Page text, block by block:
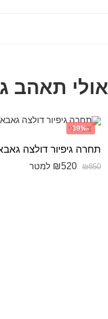
אולי תאהב
-39%
₪850
₪520 למטר